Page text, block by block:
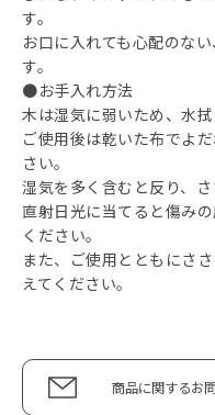
す。
お口に入れても心配のな
す。
●お手入れ方法
木は湿気に弱いため、水拭
ご使用後は乾いた布でよ
さい。
湿気を多く含むと反り、
直射日光に当てると傷み
ください。
また、ご使用とともにさ
えてください。
商品に関するお